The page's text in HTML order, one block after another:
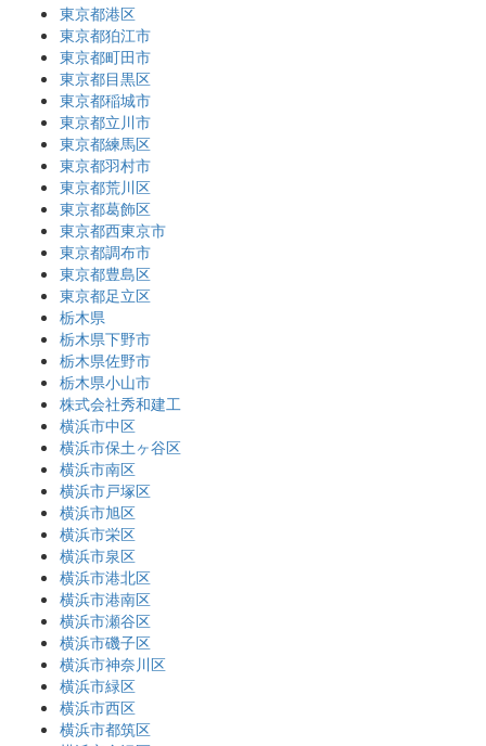
東京都港区
東京都狛江市
東京都町田市
東京都目黒区
東京都稲城市
東京都立川市
東京都練馬区
東京都羽村市
東京都荒川区
東京都葛飾区
東京都西東京市
東京都調布市
東京都豊島区
東京都足立区
栃木県
栃木県下野市
栃木県佐野市
栃木県小山市
株式会社秀和建工
横浜市中区
横浜市保土ヶ谷区
横浜市南区
横浜市戸塚区
横浜市旭区
横浜市栄区
横浜市泉区
横浜市港北区
横浜市港南区
横浜市瀬谷区
横浜市磯子区
横浜市神奈川区
横浜市緑区
横浜市西区
横浜市都筑区